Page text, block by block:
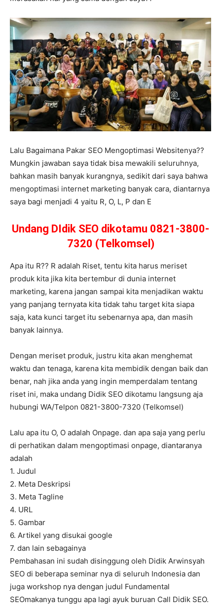
Lalu Bagaimana Pakar SEO Mengoptimasi Websitenya??
Mungkin jawaban saya tidak bisa mewakili seluruhnya,
bahkan masih banyak kurangnya, sedikit dari saya bahwa
mengoptimasi internet marketing banyak cara, diantarnya
saya bagi menjadi 4 yaitu R, O, L, P dan E
Undang DIdik SEO dikotamu 0821-3800-
7320 (Telkomsel)
Apa itu R?? R adalah Riset, tentu kita harus meriset
produk kita jika kita bertembur di dunia internet
marketing, karena jangan sampai kita menjadikan waktu
yang panjang ternyata kita tidak tahu target kita siapa
saja, kata kunci target itu sebenarnya apa, dan masih
banyak lainnya.
Dengan meriset produk, justru kita akan menghemat
waktu dan tenaga, karena kita membidik dengan baik dan
benar, nah jika anda yang ingin memperdalam tentang
riset ini, maka undang Didik SEO dikotamu langsung aja
hubungi WA/Telpon 0821-3800-7320 (Telkomsel)
Lalu apa itu O, O adalah Onpage. dan apa saja yang perlu
di perhatikan dalam mengoptimasi onpage, diantaranya
adalah
1. Judul
2. Meta Deskripsi
3. Meta Tagline
4. URL
5. Gambar
6. Artikel yang disukai google
7. dan lain sebagainya
Pembahasan ini sudah disinggung oleh Didik Arwinsyah
SEO di beberapa seminar nya di seluruh Indonesia dan
juga workshop nya dengan judul Fundamental
SEOmakanya tunggu apa lagi ayuk buruan Call Didik SEO.